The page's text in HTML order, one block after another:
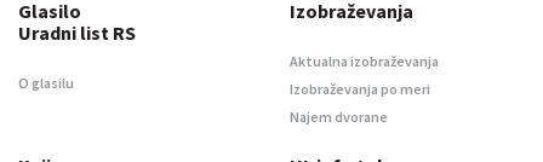
Glasilo
Uradni list RS
O glasilu
Izobraževanja
Aktualna izobraževanja
Izobraževanja po meri
Najem dvorane